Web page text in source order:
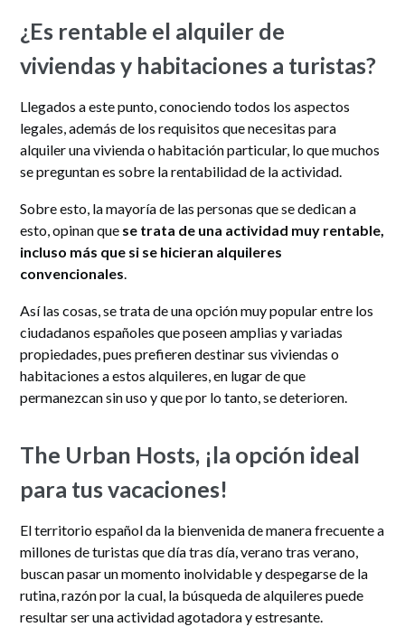
¿Es rentable el alquiler de
viviendas y habitaciones a turistas?
Llegados a este punto, conociendo todos los aspectos
legales, además de los requisitos que necesitas para
alquiler una vivienda o habitación particular, lo que muchos
se preguntan es sobre la rentabilidad de la actividad.
Sobre esto, la mayoría de las personas que se dedican a
esto, opinan que se trata de una actividad muy rentable,
incluso más que si se hicieran alquileres
convencionales.
Así las cosas, se trata de una opción muy popular entre los
ciudadanos españoles que poseen amplias y variadas
propiedades, pues prefieren destinar sus viviendas o
habitaciones a estos alquileres, en lugar de que
permanezcan sin uso y que por lo tanto, se deterioren.
The Urban Hosts, ¡la opción ideal
para tus vacaciones!
El territorio español da la bienvenida de manera frecuente a
millones de turistas que día tras día, verano tras verano,
buscan pasar un momento inolvidable y despegarse de la
rutina, razón por la cual, la búsqueda de alquileres puede
resultar ser una actividad agotadora y estresante.